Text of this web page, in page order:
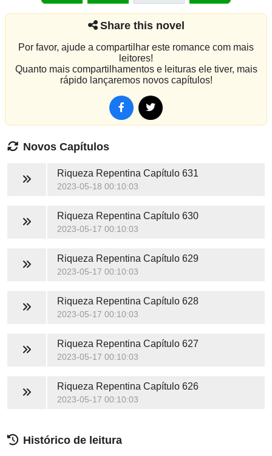
Share this novel
Por favor, ajude a compartilhar este romance com mais
leitores!
Quanto mais compartilhamentos e leituras ele tiver, mais
rápido lançaremos novos capítulos!
Novos Capítulos
Riqueza Repentina Capítulo 631
2023-05-18 00:10:03
Riqueza Repentina Capítulo 630
2023-05-17 00:10:03
Riqueza Repentina Capítulo 629
2023-05-17 00:10:03
Riqueza Repentina Capítulo 628
2023-05-17 00:10:03
Riqueza Repentina Capítulo 627
2023-05-17 00:10:03
Riqueza Repentina Capítulo 626
2023-05-17 00:10:03
Histórico de leitura